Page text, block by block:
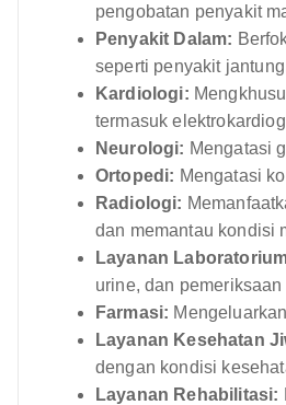
pengobatan penyakit
Penyakit Dalam:
seperti penyakit
Kardiologi:
termasuk
Neurologi: Mengatasi
Ortopedi: Mengatasi
Radiologi:
dan memantau kondisi
Layanan
urine, dan
Farmasi:
Layanan Kesehatan
dengan kondisi
Layanan Rehabilitasi: